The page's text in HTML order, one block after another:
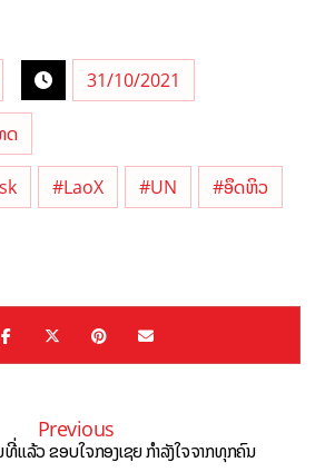
31/10/2021
ດ
#LaoX #UN #ອຶດຫິວ
Previous
ທີ່ແລ້ວ ຂອບໃຈກອງເຊຍ ກຳລັງໃຈຈາກທຸກຄົນ